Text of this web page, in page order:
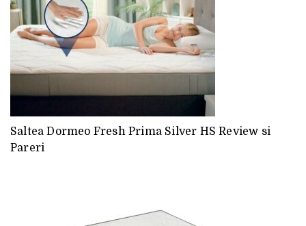
Saltea Dormeo Fresh Prima Silver HS Review si
Pareri